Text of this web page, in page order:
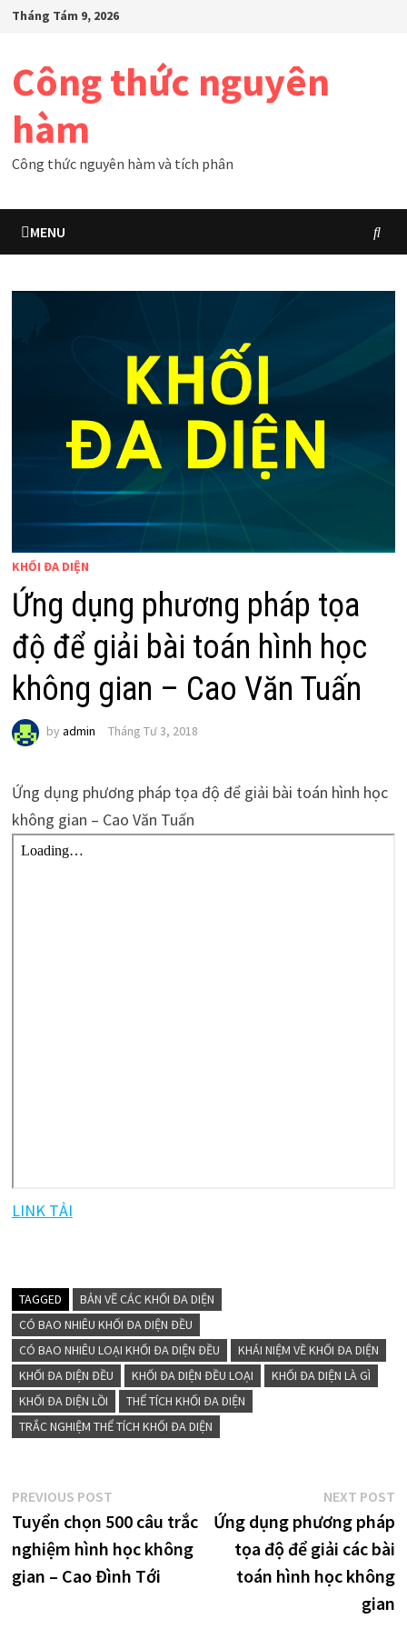
SkipTháng Tám 9, 2026
Công thức nguyên
hàm
Công thức nguyên hàm và tích phân
MENU
KHỐI ĐA DIỆN
Ứng dụng phương pháp tọa
độ để giải bài toán hình học
không gian – Cao Văn Tuấn
by admin Tháng Tư 3, 2018
Ứng dụng phương pháp tọa độ để giải bài toán hình học
không gian – Cao Văn Tuấn
LINK TẢI
TAGGED
BẢN VẼ CÁC KHỐI ĐA DIỆN
CÓ BAO NHIÊU KHỐI ĐA DIỆN ĐỀU
CÓ BAO NHIÊU LOẠI KHỐI ĐA DIỆN ĐỀU
KHÁI NIỆM VỀ KHỐI ĐA DIỆN
KHỐI ĐA DIỆN ĐỀU
KHỐI ĐA DIỆN ĐỀU LOẠI
KHỐI ĐA DIỆN LÀ GÌ
KHỐI ĐA DIỆN LỒI
THỂ TÍCH KHỐI ĐA DIỆN
TRẮC NGHIỆM THỂ TÍCH KHỐI ĐA DIỆN
Điều
hướng
bài
PREVIOUS POSTPrevious
post:
Tuyển chọn 500 câu trắc
nghiệm hình học không
gian – Cao Đình Tới
NEXT POST
Ứng dụng phương pháp
tọa độ để giải các bài
toán hình học không
gian